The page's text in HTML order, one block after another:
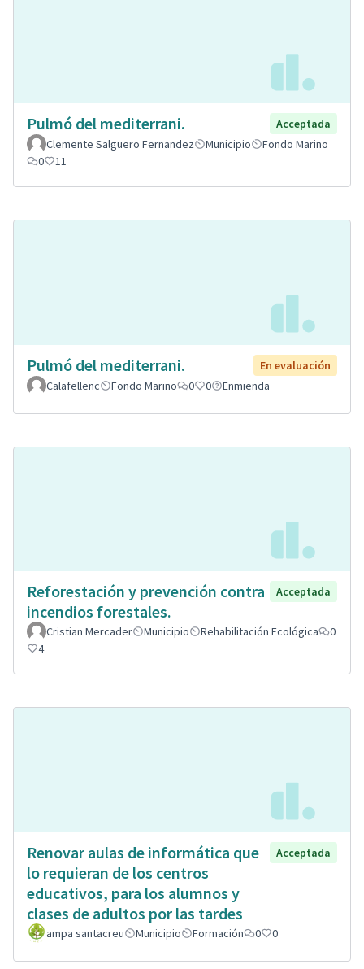
Pulmó del mediterrani.
Acceptada
Clemente Salguero Fernandez
Municipio
Fondo Marino
0
11
Pulmó del mediterrani.
En evaluación
Calafellenc
Fondo Marino 0 0 Enmienda
Reforestación y prevención contra
incendios forestales.
Acceptada
Cristian Mercader Municipio Rehabilitación Ecológica
0
4
Renovar aulas de informática que
lo requieran de los centros
educativos, para los alumnos y
clases de adultos por las tardes
Acceptada
ampa santacreu Municipio Formación 0 0